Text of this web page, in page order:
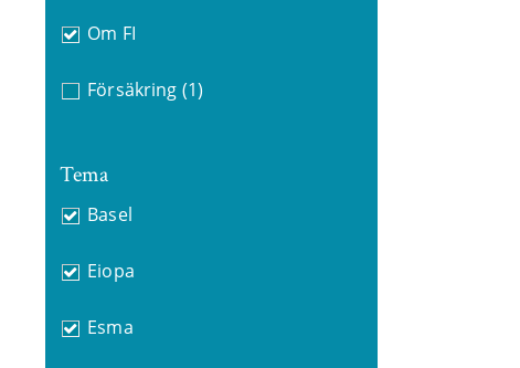
Om FI
Försäkring (1)
Tema
Basel
Eiopa
Esma